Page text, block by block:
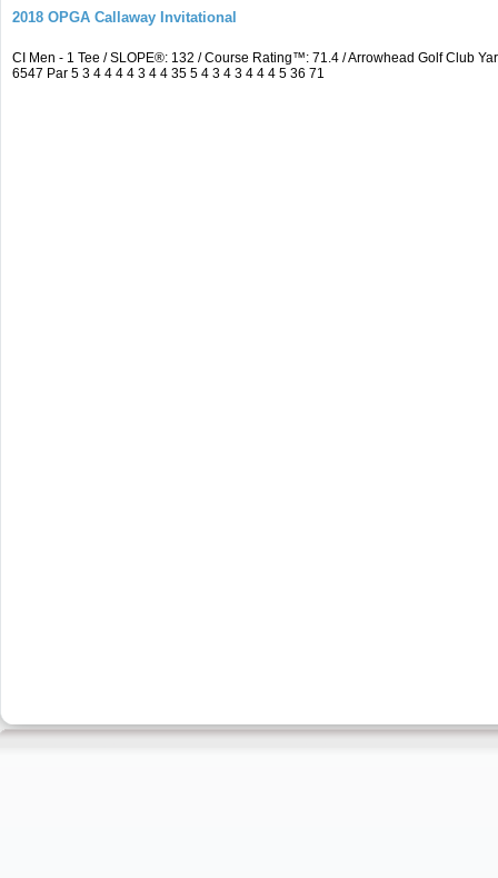
2018 OPGA Callaway Invitational
CI Men - 1 Tee / SLOPE®: 132 / Course Rating™: 71.4 / Arrowhead Golf Club
6547 Par 5 3 4 4 4 4 3 4 4 35 5 4 3 4 3 4 4 4 5 36 71